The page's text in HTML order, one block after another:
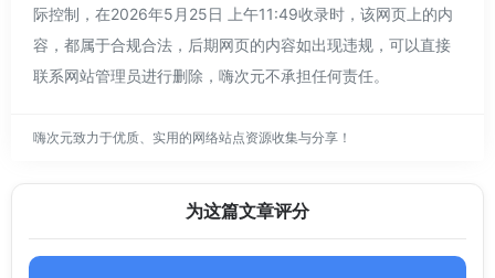
际控制，在2026年5月25日 上午11:49收录时，该网页上的内
容，都属于合规合法，后期网页的内容如出现违规，可以直接
联系网站管理员进行删除，嗨次元不承担任何责任。
嗨次元致力于优质、实用的网络站点资源收集与分享！
为这篇文章评分